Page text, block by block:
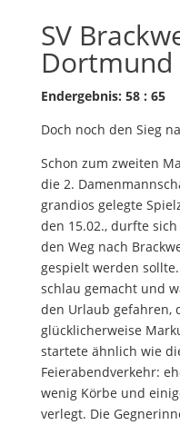
SV
Dortmund
Endergebnis: 58 : 65
Doch noch den Sieg
Schon zum zweiten
die 2.
grandios gelegte
den 15.02., durfte
den Weg nach
gespielt werden
schlau gemacht und
den Urlaub gefahren,
glücklicherweise
startete ähnlich wie
Feierabendverkehr:
wenig Körbe und
verlegt. Die